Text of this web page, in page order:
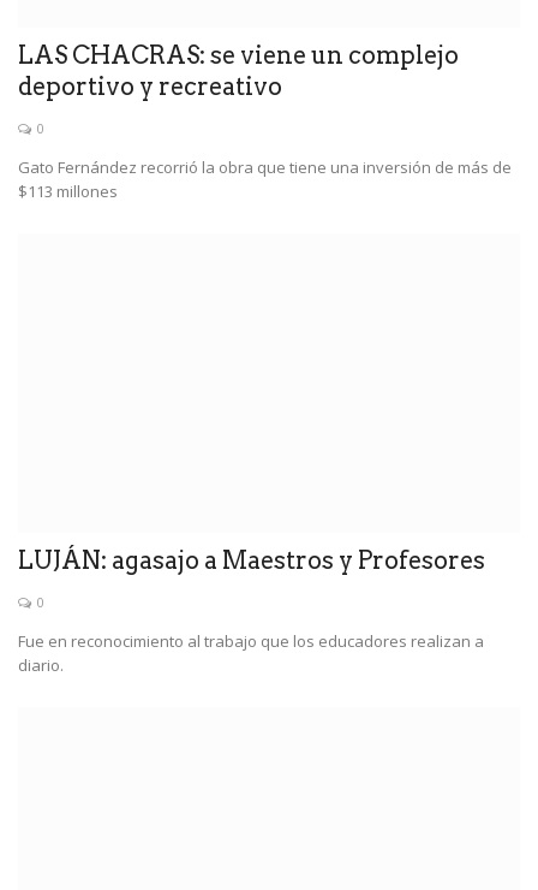
LAS CHACRAS: se viene un complejo
deportivo y recreativo
0
Gato Fernández recorrió la obra que tiene una inversión de más de
$113 millones
LUJÁN: agasajo a Maestros y Profesores
0
Fue en reconocimiento al trabajo que los educadores realizan a
diario.